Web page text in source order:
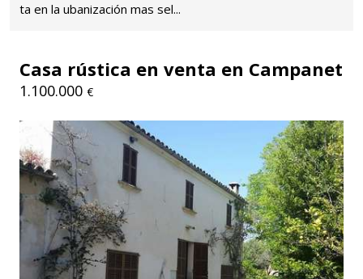
ta en la ubanización mas sel...
Casa rústica en venta en Campanet
1.100.000 €